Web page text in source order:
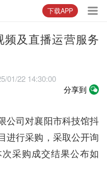
下载APP
及直播运营服务
01/22 14:30:00
分享到
公司对襄阳市科技馆抖
进行采购，采取公开询
采购成交结果公布如